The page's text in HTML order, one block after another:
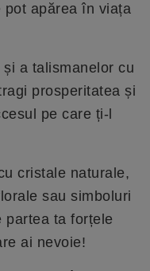
pot apărea în viața
a talismanelor cu
prosperitatea și
pe care ți-l
cristale naturale,
sau simboluri
partea ta forțele
ai nevoie!